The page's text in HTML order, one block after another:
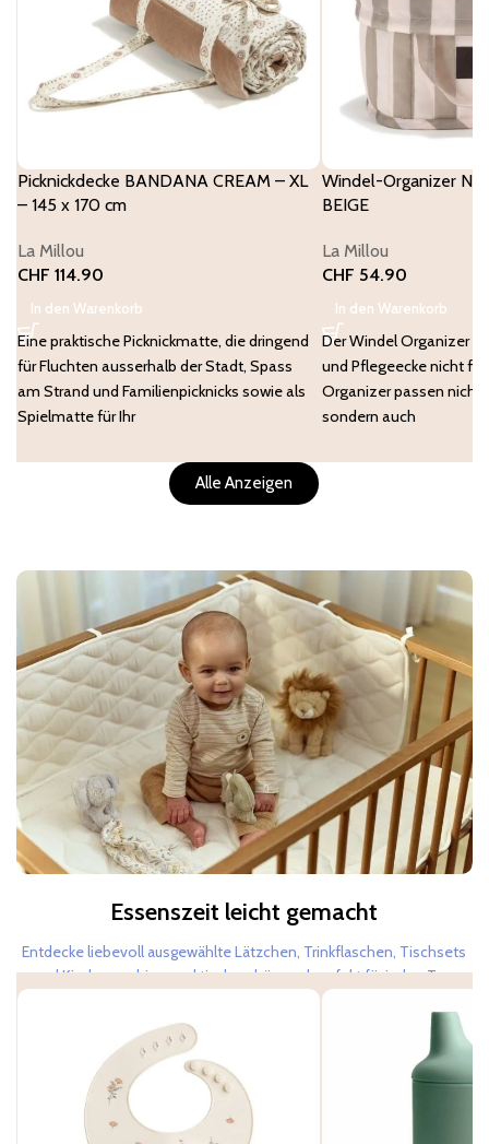
Picknickdecke BANDANA CREAM – XL
– 145 x 170 cm
La Millou
CHF 114.90
In den Warenkorb
Eine praktische Picknickmatte, die dringend
für Fluchten ausserhalb der Stadt, Spass
am Strand und Familienpicknicks sowie als
Spielmatte für Ihr
Windel-Organizer
BEIGE
La Millou
CHF 54.90
In den Warenkorb
Der Windel Organizer
und Pflegeecke nicht
Organizer passen nicht
sondern auch
Alle Anzeigen
Babyspielzeug & liebevolle
Geschenke!
Essenszeit leicht gemacht
Entdecke liebevoll ausgewählte Lätzchen, Trinkflaschen, Tischsets
und Kindergeschirr – praktisch, schön und perfekt für jeden Tag.